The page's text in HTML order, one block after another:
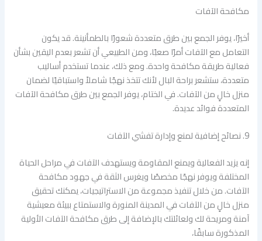
مكافحة الآفات
أخيرًا، يوفر الجمع بين طرق متعددة شعورًا بالطمأنينة. قد يكون
التعامل مع الآفات أمرًا صعبًا، ومن الطبيعي أن تشعر بعدم اليقين بشأن
فعالية طريقة مكافحة واحدة. ومع ذلك، عندما تستخدم أساليب
متعددة، ستشعر براحة البال لأنك تتخذ نهجًا شاملاً واستباقيًا لضمان
منزل خالٍ من الآفات. في الختام، يوفر الجمع بين طرق مكافحة الآفات
المتعددة فوائد عديدة.
9. نصائح إضافية لمنع وإدارة تفشي الآفات
إنه يزيد الفعالية ويمنع المقاومة ويستهدف الآفات في مراحل الحياة
المختلفة ويوفر نهجًا مخصصًا ويغرس الثقة في جهود مكافحة
الآفات. من خلال تنفيذ مجموعة من الاستراتيجيات، يمكنك تحقيق
منزل خالٍ من الآفات في المدينة المنورة والاستمتاع ببيئة معيشية
آمنة ومريحة لك ولعائلتك بالإضافة إلى طرق مكافحة الآفات الأولية
المذكورة سابقًا،